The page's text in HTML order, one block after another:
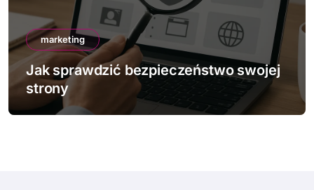
marketing
Jak sprawdzić bezpieczeństwo swojej
strony